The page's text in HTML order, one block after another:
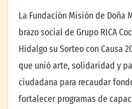
La Fundación Misión de Doña
brazo social de Grupo RICA
Hidalgo su Sorteo con Causa
que unió arte, solidaridad y
ciudadana para recaudar
fortalecer programas de